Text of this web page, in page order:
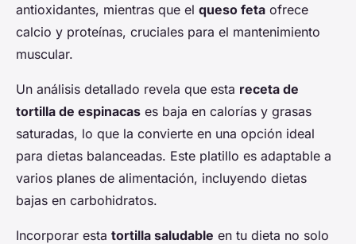
antioxidantes, mientras que el queso feta ofrece
calcio y proteínas, cruciales para el mantenimiento
muscular.
Un análisis detallado revela que esta receta de
tortilla de espinacas es baja en calorías y grasas
saturadas, lo que la convierte en una opción ideal
para dietas balanceadas. Este platillo es adaptable a
varios planes de alimentación, incluyendo dietas
bajas en carbohidratos.
Incorporar esta tortilla saludable en tu dieta no solo